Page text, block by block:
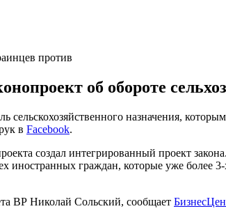
против
об обороте
сельскохозяйственного назначения,
в Facebook.
создал интегрированный проект
граждан, которые уже более
ВР Николай Сольский, сообщает